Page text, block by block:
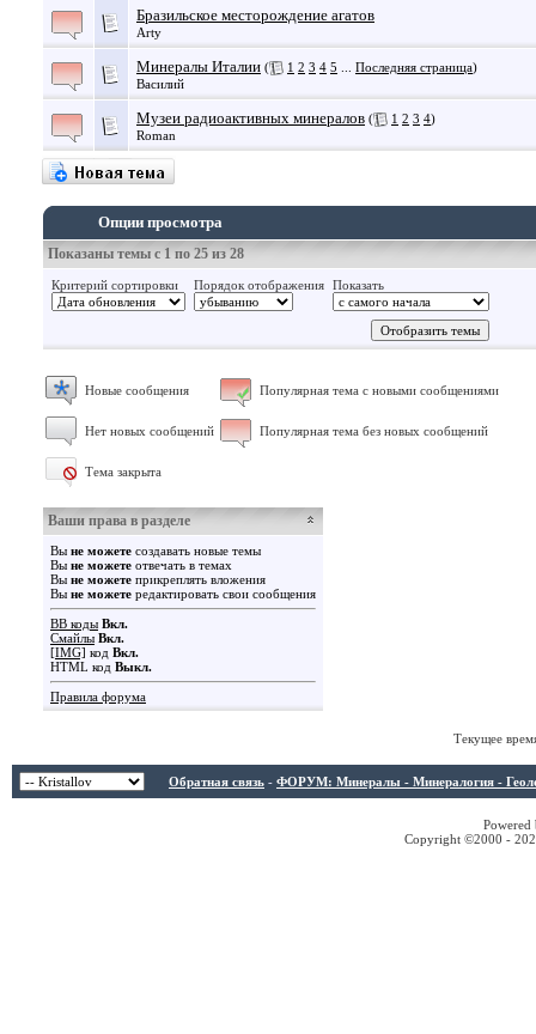
Бразильское месторождение агатов
Arty
Минералы Италии ( 1 2 3 4 5 Последняя страница)
Василий
Музеи радиоактивных минералов ( 1 2 3 4)
Roman
Опции просмотра
Показаны темы с 1 по 25 из 28
Критерий сортировки Порядок отображения Показать
Новые сообщения Популярная тема с новыми сообщениями
Нет новых сообщений Популярная тема без новых сообщений
Тема закрыта
Ваши права в разделе
Вы не можете создавать новые темы
Вы не можете отвечать в темах
Вы не можете прикреплять вложения
Вы не можете редактировать свои сообщения
BB коды Вкл.
Смайлы Вкл.
[IMG] код Вкл.
HTML код Выкл.
Правила форума
Текущее
Обратная связь - ФОРУМ: Минералы - Минералогия -
Copyright ©2000 -